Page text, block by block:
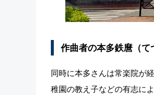
作曲者の本多鉄麿（て
同時に本多さんは常楽院が
稚園の教え子などの有志に